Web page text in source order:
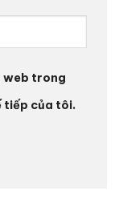
web trong
tiếp của tôi.